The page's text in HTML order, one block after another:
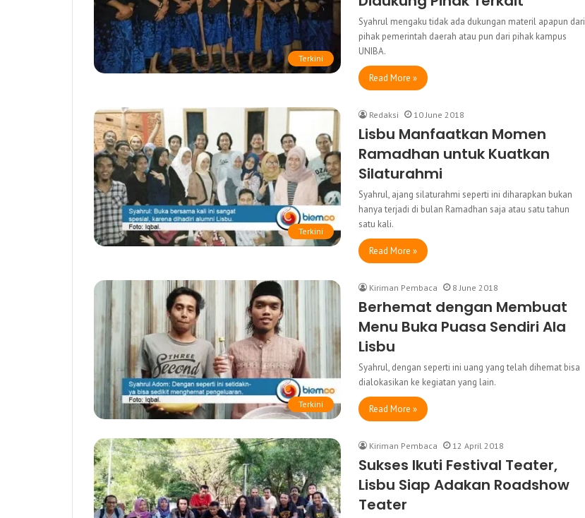
Terkini
Syahrul mengaku tidak ada dukungan materil apapun dari
pihak pemerintah daerah atau pun dari pihak kampus
UNIBA.
Read More »
Terkini
Redaksi 10 June 2018
Lisbu Manfaatkan Momen
Ramadhan untuk Kuatkan
Silaturahmi
Syahrul, ajang silaturahmi seperti ini diharapkan bukan
hanya terjadi di bulan Ramadhan saja atau satu tahun
satu kali.
Read More »
Terkini
Kiriman Pembaca 8 June 2018
Berhemat dengan Membuat
Menu Buka Puasa Sendiri Ala
Lisbu
Syahrul, dengan seperti ini uang yang telah dihemat bisa
dialokasikan ke kegiatan yang lain.
Read More »
Kiriman Pembaca 12 April 2018
Sukses Ikuti Festival Teater,
Lisbu Siap Adakan Roadshow
Teater